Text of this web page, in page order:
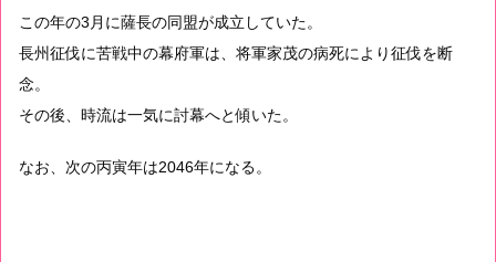
この年の3月に薩長の同盟が成立していた。
長州征伐に苦戦中の幕府軍は、将軍家茂の病死により征伐を断
念。
その後、時流は一気に討幕へと傾いた。
なお、次の丙寅年は2046年になる。